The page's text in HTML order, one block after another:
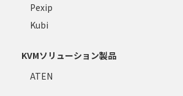
Pexip
Kubi
KVMソリューション製品
ATEN